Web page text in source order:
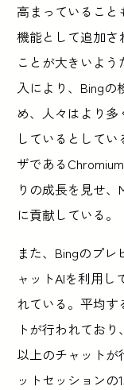
高まっていること
機能として追加さ
ことが大きいよ
入により、Bingの
め、人々はより
しているとしてい
ザである
りの成長を見せ
に貢献している。
また、Bingのプ
ャットAIを利用し
れている。平均す
トが行われてお
以上のチャットが
ットセッションの